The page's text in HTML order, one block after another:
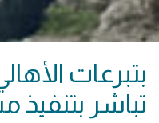
بتبرعات
تباشر بتنفيذ